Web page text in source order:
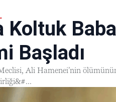
Koltuk
Başladı
Ali Hamenei’nin